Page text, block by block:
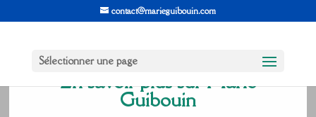
contact@marieguibouin.com
Sélectionner une page
En savoir plus sur Marie
Guibouin